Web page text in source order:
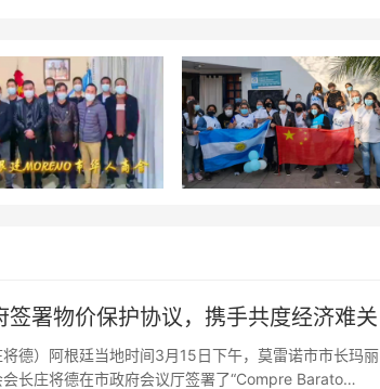
署物价保护协议，携手共度经济难关
将德）阿根廷当地时间3月15日下午，莫雷诺市市长玛丽
长庄将德在市政府会议厅签署了“Compre Barato